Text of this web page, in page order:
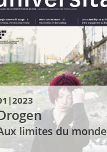
limites du monde